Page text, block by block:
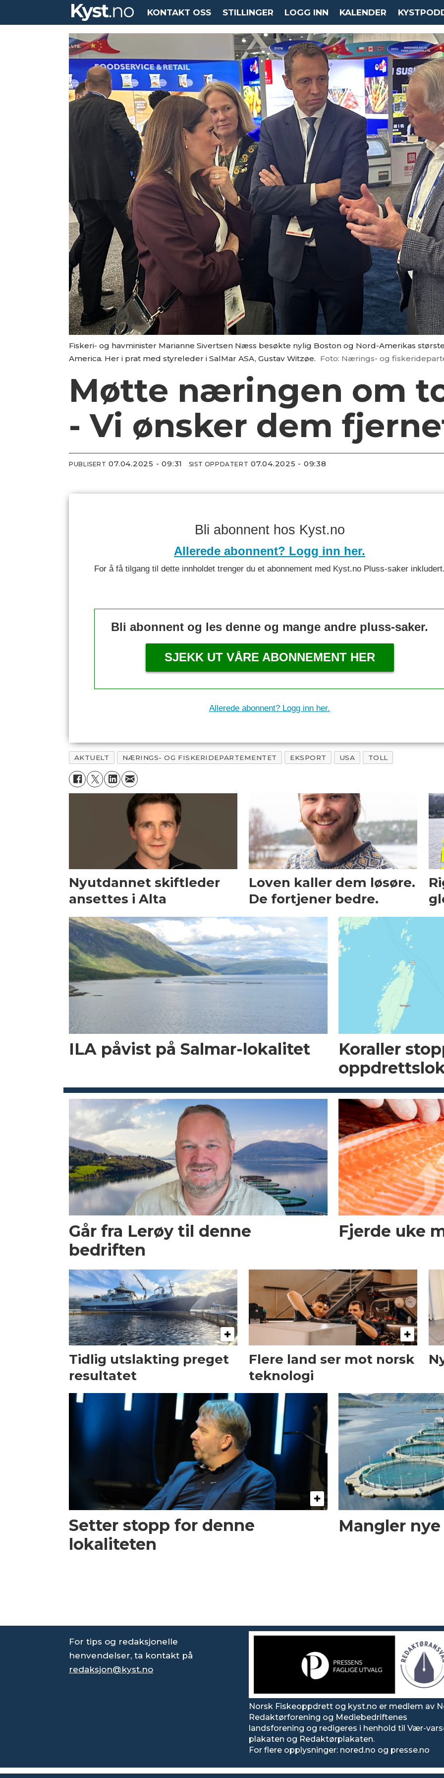
KONTAKT OSS STILLINGER LOGG INN KALENDER
Fiskeri- og havminister Marianne Sivertsen Næss besøkte nylig Boston og Nord-Amerikas
America. Her i prat med styreleder i SalMar ASA, Gustav Witzøe. Foto: Nærings- og
Møtte næringen om
- Vi ønsker dem
PUBLISERT 07.04.2025 - 09:31 SIST OPPDATERT 07.04.2025 - 09:38
Bli abonnent hos Kyst.no
Allerede abonnent? Logg inn her.
For å få tilgang til dette innholdet trenger du et abonnement med Kyst.no Pluss-saker
Bli abonnent og les denne og mange andre pluss-saker.
SJEKK UT VÅRE ABONNEMENT HER
Allerede abonnent? Logg inn her.
AKTUELT NÆRINGS- OG FISKERIDEPARTEMENTET EKSPORT USA TOLL
Nyutdannet skiftleder
ansettes i Alta
Loven kaller dem løsøre.
De fortjener bedre.
ILA påvist på Salmar-lokalitet
Koraller
Går fra Lerøy til denne
bedriften
Fjerde uke
Tidlig utslakting preget
resultatet
Flere land ser mot norsk
teknologi
Setter stopp for denne
lokaliteten
Mangler
For tips og redaksjonelle
henvendelser, ta kontakt på
redaksjon@kyst.no
Norsk Fiskeoppdrett og kyst.no er medlem av
Redaktørforening og Mediebedriftenes
landsforening og redigeres i henhold til Vær-
plakaten og Redaktørplakaten.
For flere opplysninger: nored.no og presse.no